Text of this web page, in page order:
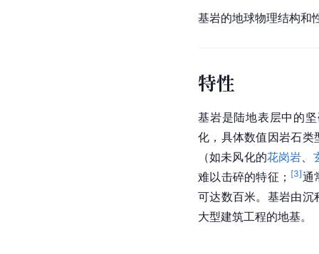
基岩的地球物理结构和
特性
基岩是陆地表层中的
化，具体数值因岩石类
（如未风化的花岗岩
难以击碎的特征； [3]通
可达数百米。基岩由沉
大型建筑工程的地基。